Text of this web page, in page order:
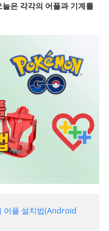
늘은 각각의 어플과 기계를
어플 설치법(Android